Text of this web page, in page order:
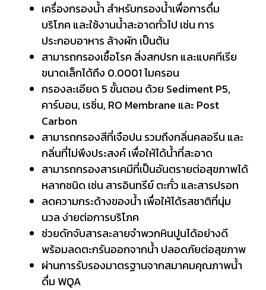
เครื่องกรองน้ำ สำหรับกรองน้ำเพื่อการดื่ม
บริโภค และใช้งานน้ำสะอาดทั่วไป เช่น การ
ประกอบอาหาร ล้างผัก เป็นต้น
สามารถกรองเชื้อโรค สิ่งสกปรก และแบคทีเรีย
ขนาดเล็กได้ถึง 0.0001 ไมครอน
กรองละเอียด 5 ขั้นตอน ด้วย Sediment P5,
คาร์บอน, เรซิ่น, RO Membrane และ Post
Carbon
สามารถกรองสีที่เจือปน รวมถึงกลิ่นคลอรีน และ
กลิ่นที่ไม่พึงประสงค์ เพื่อให้ได้น้ำที่สะอาด
สามารถกรองสารเคมีที่เป็นอันตรายต่อสุขภาพได้
หลากชนิด เช่น สารอินทรีย์ ตะกั่ว และสารปรอท
ลดความกระด้างของน้ำ เพื่อให้ได้รสชาติที่นุ่ม
นวล ง่ายต่อการบริโภค
ช่วยดักจับสารละลายจำพวกหินปูนได้อย่างดี
พร้อมลดตะกรันออกจากน้ำ ปลอดภัยต่อสุขภาพ
ผ่านการรับรองมาตรฐานจากสมาคมคุณภาพน้ำ
ดื่ม WQA